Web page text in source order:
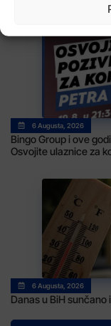
6 Augusta, 2026
Bingo Group i ove
Osvojite ulaznice za
6 Augusta, 2026
Danas u BiH